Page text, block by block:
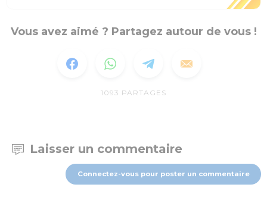
Vous avez aimé ? Partagez autour de vous !
1093 PARTAGES
Laisser un commentaire
Connectez-vous pour poster un commentaire